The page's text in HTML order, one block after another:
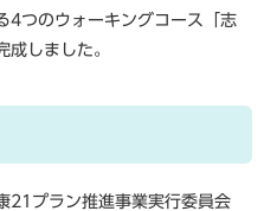
4つのウォーキングコース「志
成しました。
21プラン推進事業実行委員会